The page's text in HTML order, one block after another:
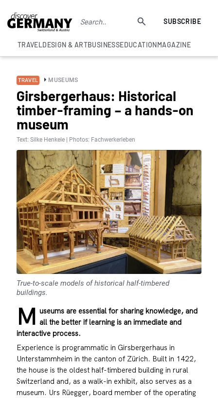
SUBSCRIBE
TRAVELDESIGN & ARTBUSINESSEDUCATIONMAGAZINE
TRAVEL MUSEUMS
Girsbergerhaus: Historical
timber-framing – a hands-on
museum
Text: Silke Henkele | Photos: Fachwerkerleben
True-to-scale models of historical half-timbered
buildings.
M useums are essential for sharing knowledge, and
all the better if learning is an immediate and
interactive process.
Experience is programmatic in Girsbergerhaus in
Unterstammheim in the canton of Zürich. Built in 1422,
the house is the oldest half-timbered building in rural
Switzerland and, as a walk-in exhibit, also serves as a
museum. Urs Rüegger, board member of the operating